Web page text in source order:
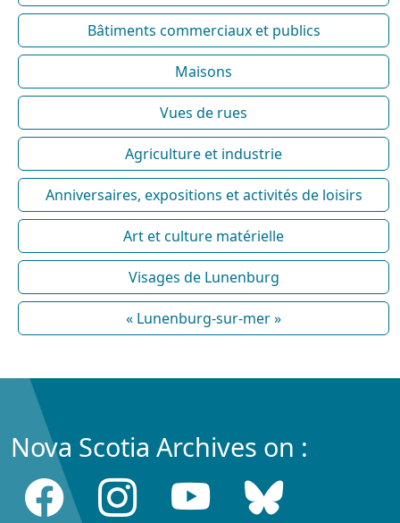
Bâtiments commerciaux et publics
Maisons
Vues de rues
Agriculture et industrie
Anniversaires, expositions et activités de loisirs
Art et culture matérielle
Visages de Lunenburg
« Lunenburg-sur-mer »
Nova Scotia Archives on :